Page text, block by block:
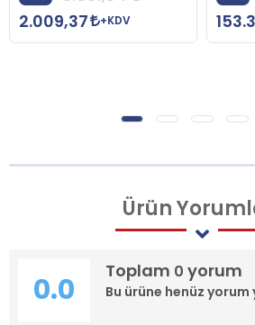
2.009,37
+KDV
Ürün
Toplam 0 yorum
Bu ürüne henüz yorum
0.0